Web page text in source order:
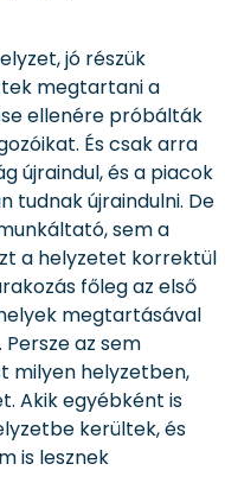
jó részük
megtartani a
ellenére próbálták
És csak arra
újraindul, és a piacok
tudnak újraindulni. De
sem a
a helyzetet korrektül
főleg az első
megtartásával
az sem
milyen helyzetben,
Akik egyébként is
kerültek, és
is lesznek